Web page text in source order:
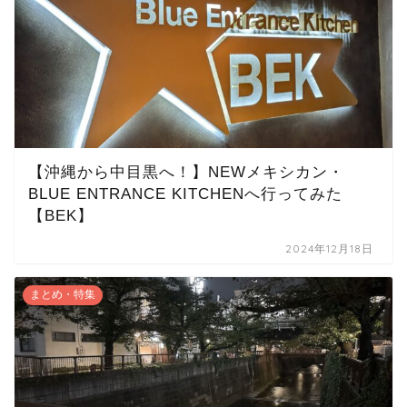
【沖縄から中目黒へ！】NEWメキシカン・
BLUE ENTRANCE KITCHENへ行ってみた
【BEK】
2024年12月18日
まとめ・特集